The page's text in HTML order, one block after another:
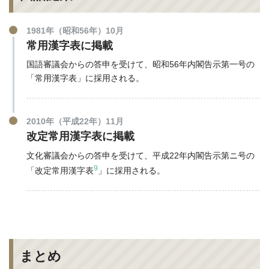
1981年（昭和56年）10月
常用漢字表に掲載
国語審議会からの答申を受けて、昭和56年内閣告示第一号の
「常用漢字表」に採用される。
2010年（平成22年）11月
改定常用漢字表に掲載
文化審議会からの答申を受けて、平成22年内閣告示第ニ号の
「改定常用漢字表9 」に採用される。
まとめ